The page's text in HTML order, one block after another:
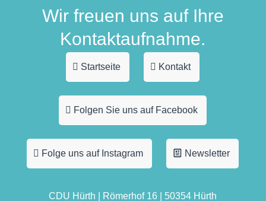
Wir freuen uns auf Ihre
Kontaktaufnahme.
Startseite Kontakt
Folgen Sie uns auf Facebook
Folge uns auf Instagram Newsletter
CDU Hürth | Römerhof 16 | 50354 Hürth